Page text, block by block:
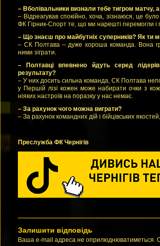
– Вболівальники визнали тебе тигром матчу,
– Відреагував спокійно, хоча, зізнаюся, це
ФК Гірник-Спорт те, що ми нарешті перемогли і
– Що знаєш про майбутніх суперників? Як ти
– СК Полтава – дуже хороша команда. Вона
ними зіграти.
– Полтавці впевнено йдуть серед
результату?
– У них досить сильна команда, СК Полтава
у Першій лізі кожен може набирати очки з
ніяких настроїв на поразку у нас немає.
– За рахунок чого можна виграти?
– За рахунок командних дій і бійцівських
Преслужба ФК Чернігів
Залишити відповідь
Ваша e-mail адреса не оприлюднюватиметься.